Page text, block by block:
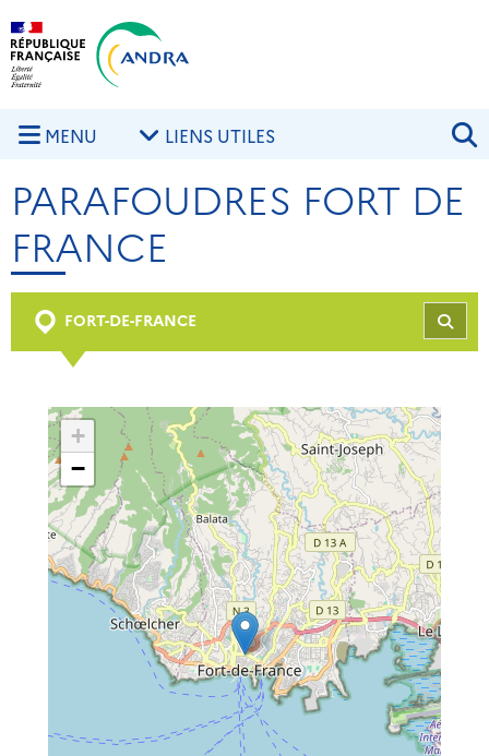
Aller au contenu principal
MENU LIENS UTILES
PARAFOUDRES FORT DE
FRANCE
FORT-DE-FRANCE
+
−